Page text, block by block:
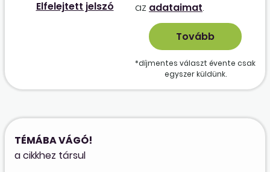
Elfelejtett jelszó
az adataimat.
*díjmentes választ évente csak
egyszer küldünk.
TÉMÁBA VÁGÓ!
a cikkhez társul